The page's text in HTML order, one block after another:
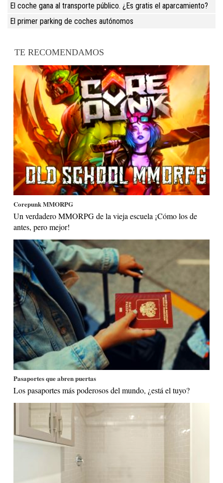
El coche gana al transporte público. ¿Es gratis el aparcamiento?
El primer parking de coches autónomos
TE RECOMENDAMOS
Corepunk MMORPG
Un verdadero MMORPG de la vieja escuela ¡Cómo los de
antes, pero mejor!
Pasaportes que abren puertas
Los pasaportes más poderosos del mundo, ¿está el tuyo?